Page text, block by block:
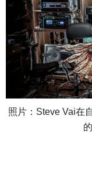
照片： Steve Vai在